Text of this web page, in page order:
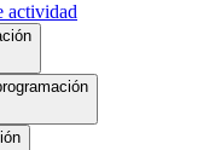
actividad